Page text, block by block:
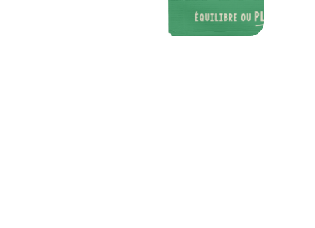
œufs, graines de sésame, fruits à coque.